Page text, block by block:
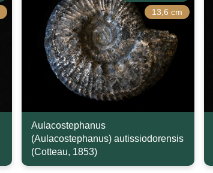
13,6 cm
Aulacostephanus
(Aulacostephanus) autissiodorensis
(Cotteau, 1853)